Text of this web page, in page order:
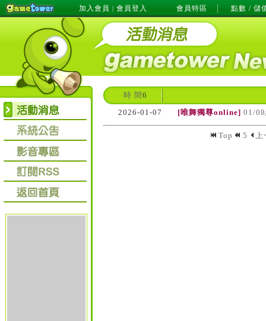
加入會員 | 會員登入 會員特區 點數 / 儲
時 間 6
2026-01-07
[唯舞獨尊online] 01/
Top 5 上